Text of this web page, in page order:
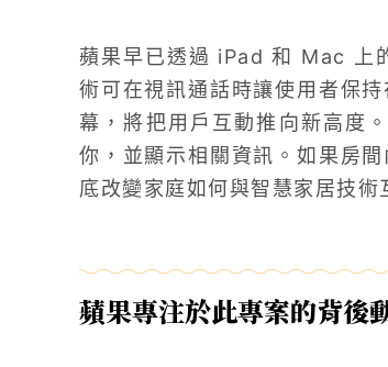
蘋果早已透過 iPad 和 Mac 上
術可在視訊通話時讓使用者保
幕，將把用戶互動推向新高度
你，並顯示相關資訊。如果房
底改變家庭如何與智慧家居技術
蘋果專注於此專案的背後